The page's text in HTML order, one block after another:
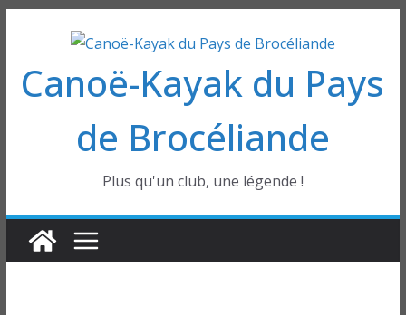
contenu
Canoë-Kayak du Pays
de Brocéliande
Plus qu'un club, une légende !